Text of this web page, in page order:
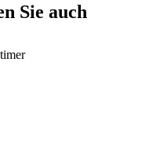
Sie auch